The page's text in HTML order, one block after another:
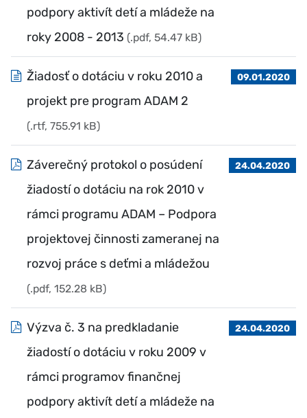
podpory aktivít detí a mládeže na
roky 2008 - 2013 (.pdf, 54.47 kB)
Žiadosť o dotáciu v roku 2010 a
projekt pre program ADAM 2
(.rtf, 755.91 kB)
09.01.2020
Záverečný protokol o posúdení
žiadostí o dotáciu na rok 2010 v
rámci programu ADAM – Podpora
projektovej činnosti zameranej na
rozvoj práce s deťmi a mládežou
(.pdf, 152.28 kB)
24.04.2020
Výzva č. 3 na predkladanie
žiadostí o dotáciu v roku 2009 v
rámci programov finančnej
podpory aktivít detí a mládeže na
24.04.2020